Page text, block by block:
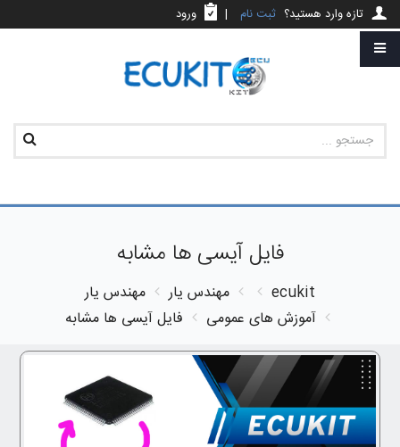
تازه وارد هستید؟ ثبت نام | ورود
فایل آیسی ها مشابه
ecukit مهندس یار
مهندس یار
آموزش های عمومی
فایل آیسی ها مشابه